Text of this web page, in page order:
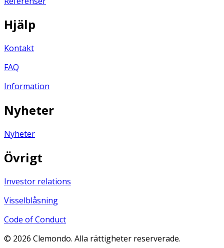
Hjälp
Kontakt
FAQ
Information
Nyheter
Nyheter
Övrigt
Investor relations
Visselblåsning
Code of Conduct
© 2026 Clemondo. Alla rättigheter reserverade.